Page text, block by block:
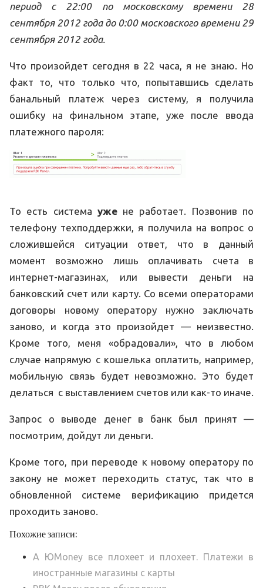
период с 22:00 по московскому времени 28
сентября 2012 года до 0:00 московского времени 29
сентября 2012 года.
Что произойдет сегодня в 22 часа, я не знаю. Но
факт то, что только что, попытавшись сделать
банальный платеж через систему, я получила
ошибку на финальном этапе, уже после ввода
платежного пароля:
То есть система уже не работает. Позвонив по
телефону техподдержки, я получила на вопрос о
сложившейся ситуации ответ, что в данный
момент возможно лишь оплачивать счета в
интернет-магазинах, или вывести деньги на
банковский счет или карту. Со всеми операторами
договоры новому оператору нужно заключать
заново, и когда это произойдет — неизвестно.
Кроме того, меня «обрадовали», что в любом
случае напрямую с кошелька оплатить, например,
мобильную связь будет невозможно. Это будет
делаться с выставлением счетов или как-то иначе.
Запрос о выводе денег в банк был принят —
посмотрим, дойдут ли деньги.
Кроме того, при переводе к новому оператору по
закону не может переходить статус, так что в
обновленной системе верификацию придется
проходить заново.
Похожие записи:
А ЮMoney все плохеет и плохеет. Платежи в
иностранные магазины с карты